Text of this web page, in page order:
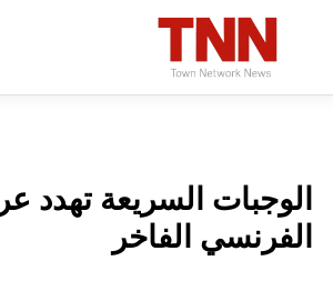
الوجبات السريعة تهدد
الفرنسي الفاخر